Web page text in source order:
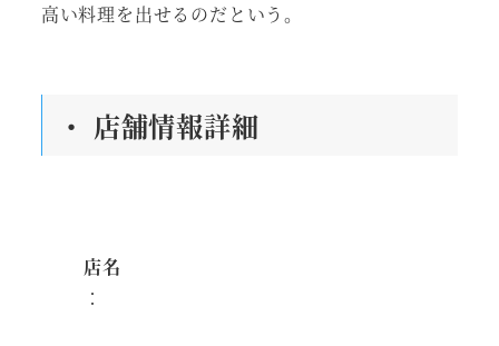
高い料理を出せるのだという。
・ 店舗情報詳細
店名
：